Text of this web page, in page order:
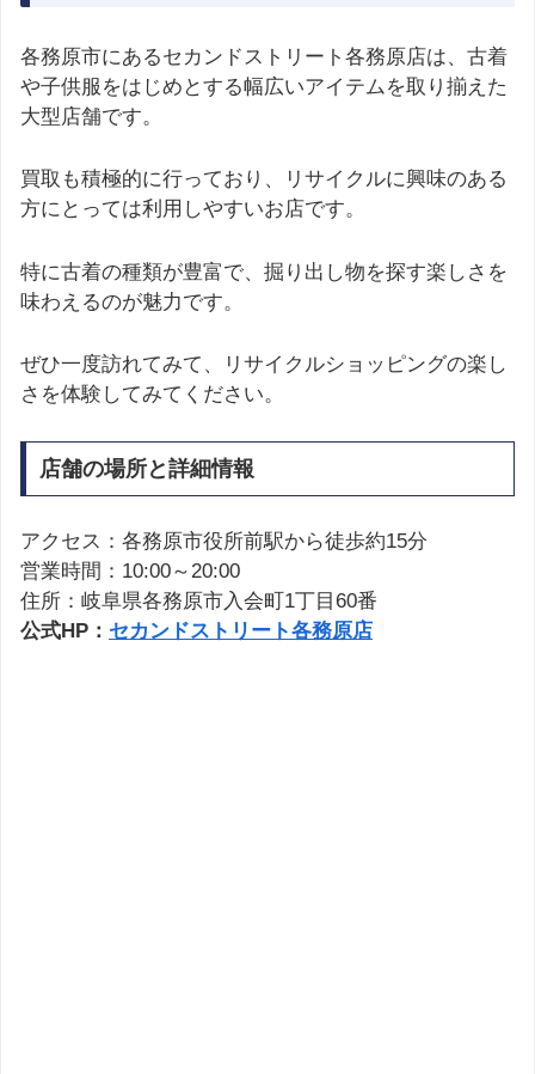
各務原市にあるセカンドストリート各務原店は、古着
や子供服をはじめとする幅広いアイテムを取り揃えた
大型店舗です。
買取も積極的に行っており、リサイクルに興味のある
方にとっては利用しやすいお店です。
特に古着の種類が豊富で、掘り出し物を探す楽しさを
味わえるのが魅力です。
ぜひ一度訪れてみて、リサイクルショッピングの楽し
さを体験してみてください。
店舗の場所と詳細情報
アクセス：各務原市役所前駅から徒歩約15分
営業時間：10:00～20:00
住所：岐阜県各務原市入会町1丁目60番
公式HP： セカンドストリート各務原店